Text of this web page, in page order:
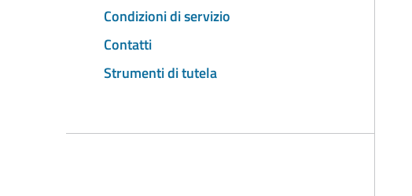
Condizioni di servizio
Contatti
Strumenti di tutela